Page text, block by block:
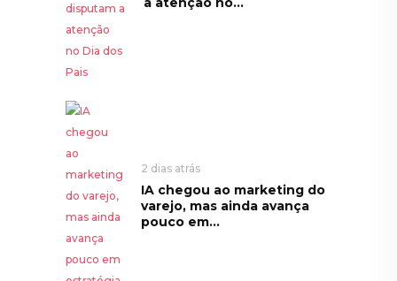
2 dias atrás
IA chegou ao marketing do
varejo, mas ainda avança
pouco em...